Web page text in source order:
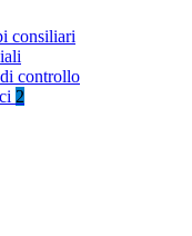
consiliari
controllo
2